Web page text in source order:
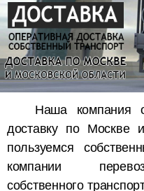
Наша компания
доставку по Москве
пользуемся
компании
собственного